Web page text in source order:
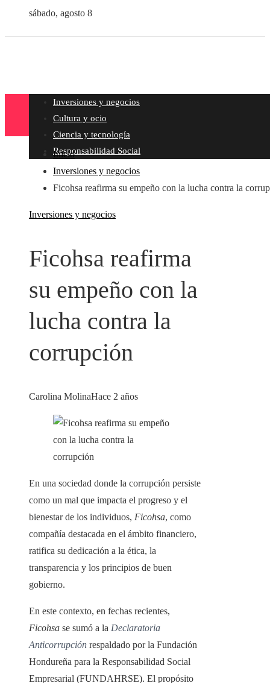
sábado, agosto 8
Inversiones y negocios
Cultura y ocio
Ciencia y tecnología
Responsabilidad Social
Inicio
Inversiones y negocios
Ficohsa reafirma su empeño con la lucha contra la
Inversiones y negocios
Ficohsa reafirma
su empeño con la
lucha contra la
corrupción
Carolina MolinaHace 2 años
En una sociedad donde la corrupción persiste
como un mal que impacta el progreso y el
bienestar de los individuos, Ficohsa, como
compañía destacada en el ámbito financiero,
ratifica su dedicación a la ética, la
transparencia y los principios de buen
gobierno.
En este contexto, en fechas recientes,
Ficohsa se sumó a la Declaratoria
Anticorrupción respaldado por la Fundación
Hondureña para la Responsabilidad Social
Empresarial (FUNDAHRSE). El propósito